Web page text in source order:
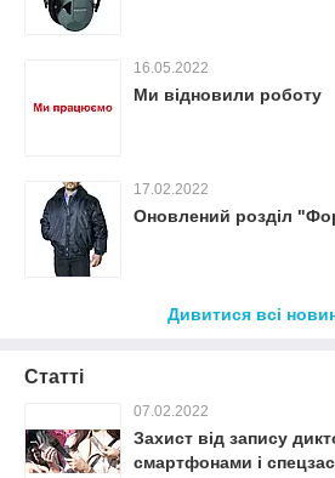
16.05.2022
Ми відновили роботу
17.02.2022
Оновлений розділ
Дивитися всі
Статті
07.02.2022
Захист від запису
смартфонами і